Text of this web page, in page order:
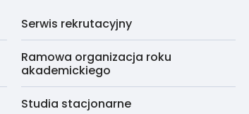
Serwis rekrutacyjny
Ramowa organizacja roku
akademickiego
Studia stacjonarne